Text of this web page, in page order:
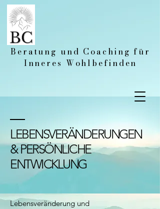
Beratung und Coaching für
Inneres Wohlbefinden
LEBENSVERÄNDERUNGEN
& PERSÖNLICHE
ENTWICKLUNG
Lebensveränderung und